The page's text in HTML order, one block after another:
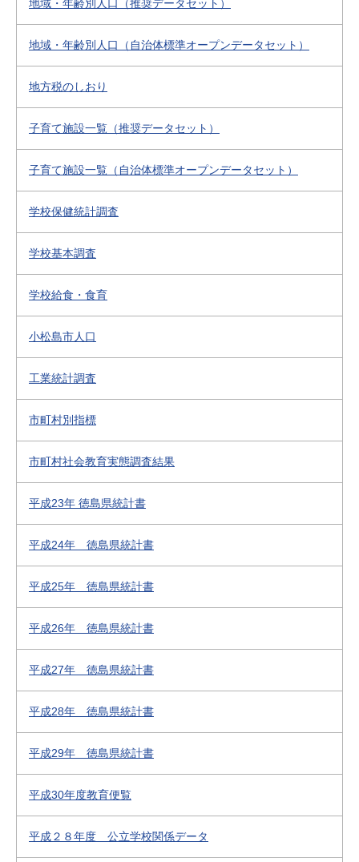
地域・年齢別人口（推奨データセット）
地域・年齢別人口（自治体標準オープンデータセット）
地方税のしおり
子育て施設一覧（推奨データセット）
子育て施設一覧（自治体標準オープンデータセット）
学校保健統計調査
学校基本調査
学校給食・食育
小松島市人口
工業統計調査
市町村別指標
市町村社会教育実態調査結果
平成23年 徳島県統計書
平成24年 徳島県統計書
平成25年 徳島県統計書
平成26年 徳島県統計書
平成27年 徳島県統計書
平成28年 徳島県統計書
平成29年 徳島県統計書
平成30年度教育便覧
平成２８年度 公立学校関係データ